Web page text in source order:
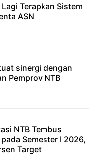
Terapkan Sistem
ASN
sinergi dengan
Pemprov NTB
NTB Tembus
Semester I 2026,
Target